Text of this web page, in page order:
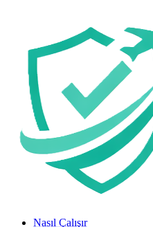
Nasıl Çalışır